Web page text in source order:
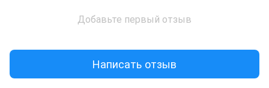
Добавьте первый отзыв
Написать отзыв